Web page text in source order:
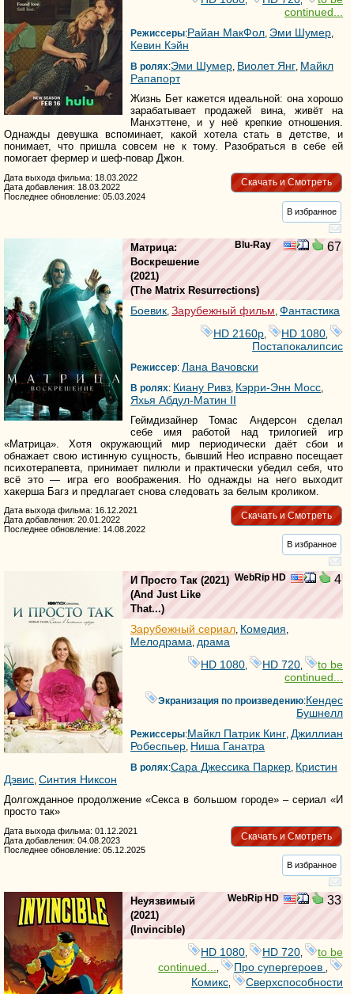
continued...
Режиссеры:Райан МакФол, Эми Шумер,
Кевин Кэйн
В ролях:Эми Шумер, Виолет Янг, Майкл
Рапапорт
Жизнь Бет кажется идеальной: она хорошо
зарабатывает продажей вина, живёт на
Манхэттене, и у неё крепкие отношения.
Однажды девушка вспоминает, какой хотела стать в детстве, и
понимает, что пришла совсем не к тому. Разобраться в себе ей
помогает фермер и шеф-повар Джон.
Скачать и Смотреть
Дата выхода фильма: 18.03.2022
Дата добавления: 18.03.2022
Последнее обновление: 05.03.2024
В избранное
Blu-Ray 67
Матрица:
Воскрешение
(2021)
(The Matrix Resurrections)
Боевик Зарубежный фильм Фантастика
HD 2160р
HD 1080
Постапокалипсис
Режиссер: Лана Вачовски
В ролях: Киану Ривз Кэрри-Энн Мосс
Яхья Абдул-Матин II
Геймдизайнер Томас Андерсон сделал
себе имя работой над трилогией игр
«Матрица». Хотя окружающий мир периодически даёт сбои и
обнажает свою истинную сущность, бывший Нео исправно посещает
психотерапевта, принимает пилюли и практически убедил себя, что
всё это — игра его воображения. Но однажды на него выходит
хакерша Багз и предлагает снова следовать за белым кроликом.
Скачать и Смотреть
Дата выхода фильма: 16.12.2021
Дата добавления: 20.01.2022
Последнее обновление: 14.08.2022
В избранное
WebRip HD 4
И Просто Так (2021)
(And Just Like
That...)
Зарубежный сериал, Комедия,
Мелодрама, драма
HD 1080
HD 720
to be
continued...
Экранизация по произведению:Кендес
Бушнелл
Режиссеры:Майкл Патрик Кинг, Джиллиан
Робеспьер, Ниша Ганатра
В ролях:Сара Джессика Паркер, Кристин
Дэвис, Синтия Никсон
Долгожданное продолжение «Секса в большом городе» – сериал «И
просто так»
Скачать и Смотреть
Дата выхода фильма: 01.12.2021
Дата добавления: 04.08.2023
Последнее обновление: 05.12.2025
В избранное
WebRip HD 33
Неуязвимый
(2021)
( Invincible)
HD 1080 HD 720
to be
continued...
Про супергероев
Комикс
Сверхспособности